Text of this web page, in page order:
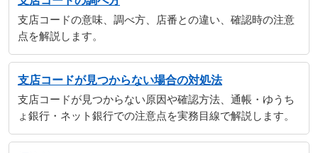
支店コードの意味、調べ方、店番との違い、確認時の注意
点を解説します。
支店コードが見つからない場合の対処法
支店コードが見つからない原因や確認方法、通帳・ゆうち
ょ銀行・ネット銀行での注意点を実務目線で解説します。